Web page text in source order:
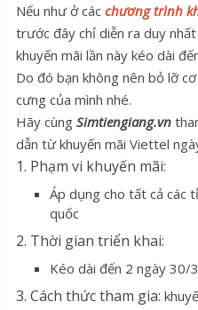
Nếu như ở các chương trình
trước đây chỉ diễn ra duy
khuyến mãi lần này kéo dài
Do đó bạn không nên bỏ lỡ
cưng của mình nhé.
Hãy cùng Simtiengiang.vn
dẫn từ khuyến mãi Viettel
1. Phạm vi khuyến mãi:
Áp dụng cho tất cả các
quốc
2. Thời gian triển khai:
Kéo dài đến 2 ngày
3. Cách thức tham gia: